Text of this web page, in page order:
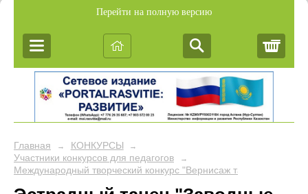
Перейти на полную версию
Главная → КОНКУРСЫ →
Участники конкурсов для педагогов →
Международный творческий конкурс "Вернисаж талантов"